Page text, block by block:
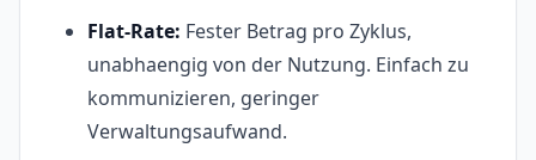
Flat-Rate: Fester Betrag pro Zyklus,
unabhaengig von der Nutzung. Einfach zu
kommunizieren, geringer
Verwaltungsaufwand.